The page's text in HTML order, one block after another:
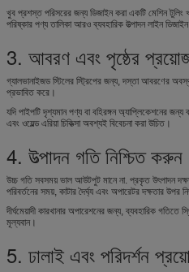
খুব প্রশস্ত পরিসরের জন্য ডিজাইন করা একটি মেশিন টুলিং
পরিষ্কার পণ্য তালিকা আরও ব্যবহারিক উত্পাদন লাইন
3. আবরণ এবং পৃষ্ঠের
গ্যালভানাইজড স্টিলের স্ট্রিপের জন্য, দস্তা আবরণের
প্রভাবিত করে।
যদি পাইপটি দৃশ্যমান পণ্য বা বহিরঙ্গন অ্যাপ্লিকেশনের জন্য
এবং ওয়েল্ড এরিয়া চিকিত্সা অবশ্যই বিবেচনা করা উচিত।
4. উত্পাদন গতি নিশ্চিত করুন
উচ্চ গতি সবসময় ভাল আউটপুট মানে না. প্রকৃত উৎপাদন
পরিবর্তনের সময়, কাটার দৈর্ঘ্য এবং অপারেটর দক্ষতার উপর
দীর্ঘমেয়াদী কারখানার অপারেশনের জন্য, ব্যবহারিক গতিতে
মূল্যবান।
5. ঢালাই এবং পরিদর্শন